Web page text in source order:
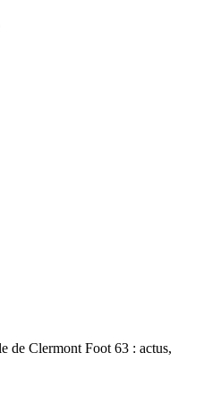
de Clermont Foot 63 : actus,